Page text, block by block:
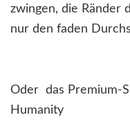
zwingen, die Ränder
nur den faden
Oder das Premium-
Humanity